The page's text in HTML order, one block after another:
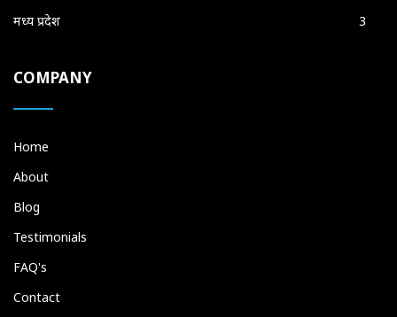
मध्य प्रदेश
3
COMPANY
Home
About
Blog
Testimonials
FAQ's
Contact